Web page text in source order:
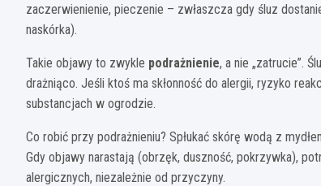
zaczerwienienie, pieczenie – zwłaszcza gdy śluz
naskórka).
Takie objawy to zwykle podrażnienie, a nie „zatrucie”.
drażniąco. Jeśli ktoś ma skłonność do alergii, ryzyko
substancjach w ogrodzie.
Co robić przy podrażnieniu? Spłukać skórę wodą z
Gdy objawy narastają (obrzęk, duszność, pokrzywka),
alergicznych, niezależnie od przyczyny.